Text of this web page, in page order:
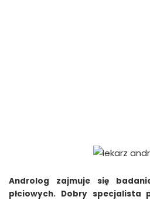
Androlog zajmuje się
płciowych. Dobry